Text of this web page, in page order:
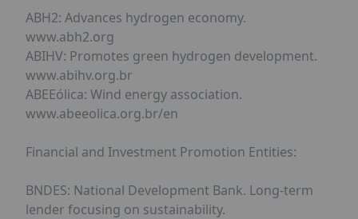
ABH2: Advances hydrogen economy.
www.abh2.org
ABIHV: Promotes green hydrogen development.
www.abihv.org.br
ABEEólica: Wind energy association.
www.abeeolica.org.br/en
Financial and Investment Promotion Entities:
BNDES: National Development Bank. Long-term
lender focusing on sustainability.